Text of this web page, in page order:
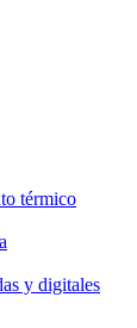
térmico
y digitales